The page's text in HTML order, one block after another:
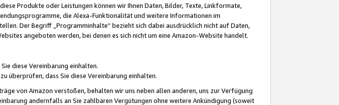
Produkte oder Leistungen können wir Ihnen Daten, Bilder, Texte, Linkformate,
die Alexa-Funktionalität und weitere Informationen im
Der Begriff „Programminhalte“ bezieht sich dabei ausdrücklich nicht auf Daten,
angeboten werden, bei denen es sich nicht um eine Amazon-Website handelt.
diese Vereinbarung einhalten.
überprüfen, dass Sie diese Vereinbarung einhalten.
von Amazon verstoßen, behalten wir uns neben allen anderen, uns zur Verfügung
andernfalls an Sie zahlbaren Vergütungen ohne weitere Ankündigung (soweit